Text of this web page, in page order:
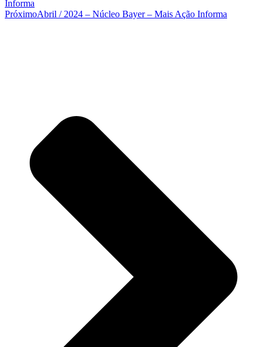
Informa
PróximoAbril / 2024 – Núcleo Bayer – Mais Ação Informa